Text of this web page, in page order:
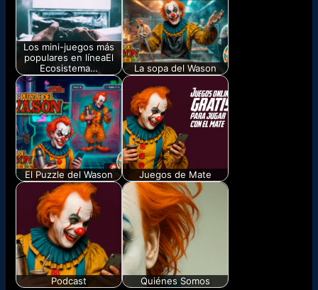
Los mini-juegos más
populares en líneaEl
Ecosistema…
En el vertiginoso
mundo del internet
de 2026, ya no…
La sopa del Wason
Encuentra las
palabras en la sopa,
selecciona la
categoría que…
El Puzzle del Wason
Arma el puzle en el
menor tiempo posible
▶ ¡Suscribite…
Juegos de Mate
El desafío de jugar
con una sola mano.
Fecha: Ubicación:…
Podcast Quiénes Somos